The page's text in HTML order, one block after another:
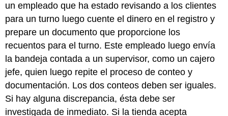
un empleado que ha estado revisando a los clientes
para un turno luego cuente el dinero en el registro y
prepare un documento que proporcione los
recuentos para el turno. Este empleado luego envía
la bandeja contada a un supervisor, como un cajero
jefe, quien luego repite el proceso de conteo y
documentación. Los dos conteos deben ser iguales.
Si hay alguna discrepancia, ésta debe ser
investigada de inmediato. Si la tienda acepta